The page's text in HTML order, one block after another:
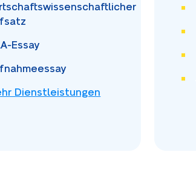
Essay
Dienstleistungen